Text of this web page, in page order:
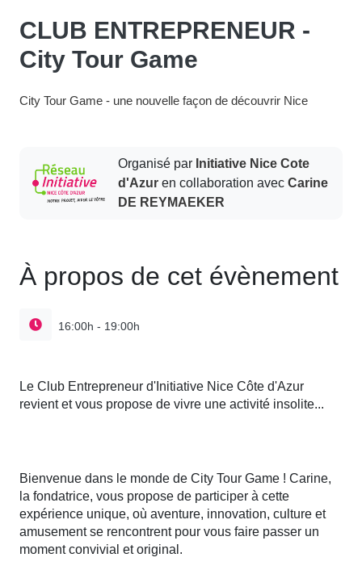
CLUB ENTREPRENEUR -
City Tour Game
City Tour Game - une nouvelle façon de découvrir Nice
Organisé parInitiative Nice Cote
d'Azuren collaboration avecCarine
DE REYMAEKER
À propos de cet évènement
16:00h - 19:00h
Le Club Entrepreneur d'Initiative Nice Côte d'Azur
revient et vous propose de vivre une activité insolite...
Bienvenue dans le monde de City Tour Game ! Carine,
la fondatrice, vous propose de participer à cette
expérience unique, où aventure, innovation, culture et
amusement se rencontrent pour vous faire passer un
moment convivial et original.